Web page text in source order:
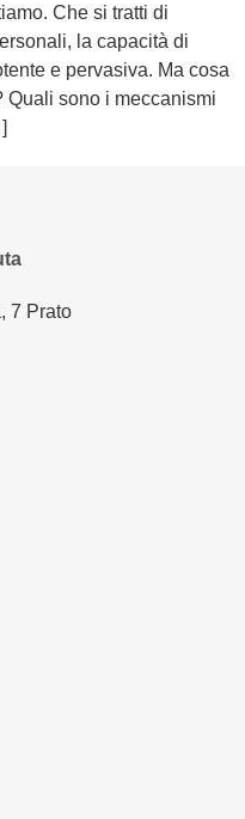
Che si tratti di
la capacità di
e pervasiva. Ma cosa
Quali sono i meccanismi
7 Prato